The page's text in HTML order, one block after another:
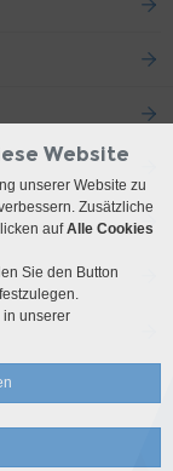
Website
unserer Website zu
Zusätzliche
aufAlle Cookies
Sie den Button
in unserer